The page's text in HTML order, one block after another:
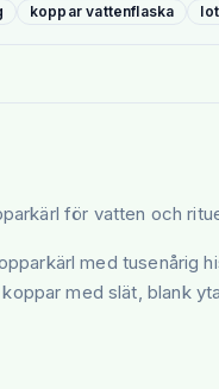
koppar vattenflaska
för vatten och
med tusenårig
med slät, blank